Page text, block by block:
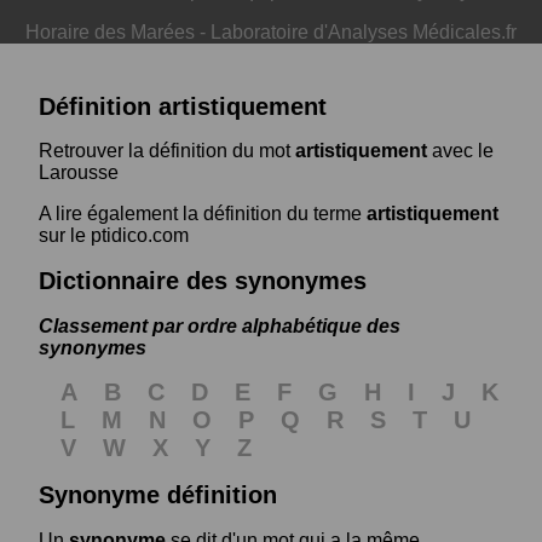
Horaire des Marées - Laboratoire d'Analyses Médicales.fr
Définition artistiquement
Retrouver la définition du motartistiquement avec le
Larousse
A lire également la définition du terme artistiquement
sur le ptidico.com
Dictionnaire des synonymes
Classement par ordre alphabétique des
synonymes
A B C D E F G H I J
K
L
M N O P Q R S T
U
V
W X Y
Z
Synonyme définition